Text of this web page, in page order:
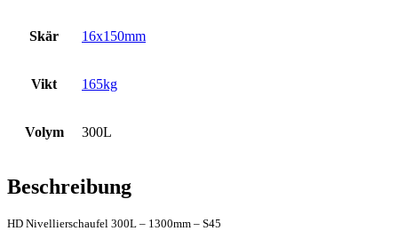
Skär 16x150mm
Vikt 165kg
Volym 300L
Beschreibung
HD Nivellierschaufel 300L – 1300mm – S45